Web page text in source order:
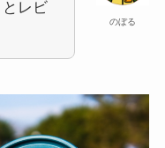
のぼる
レビ